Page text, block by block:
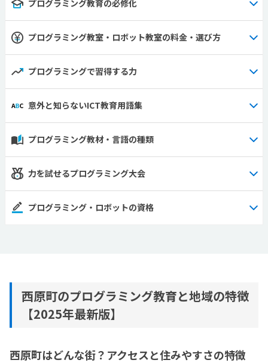
プログラミング教育の必修化
プログラミング教室・ロボット教室の料金・選び方
プログラミングで習得する力
意外と知らないICT教育用語集
プログラミング教材・言語の種類
力を試せるプログラミング大会
プログラミング・ロボットの資格
西原町のプログラミング教育と地域の特徴
【2025年最新版】
西原町はどんな街？アクセスと住みやすさの特徴